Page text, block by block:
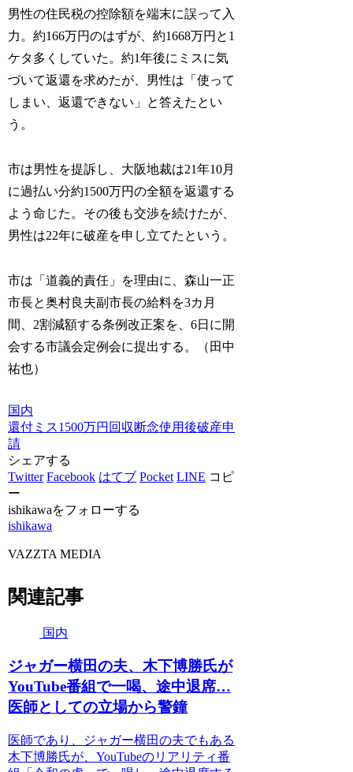
男性の住民税の控除額を端末に誤って入
力。約166万円のはずが、約1668万円と1
ケタ多くしていた。約1年後にミスに気
づいて返還を求めたが、男性は「使って
しまい、返還できない」と答えたとい
う。
市は男性を提訴し、大阪地裁は21年10月
に過払い分約1500万円の全額を返還する
よう命じた。その後も交渉を続けたが、
男性は22年に破産を申し立てたという。
市は「道義的責任」を理由に、森山一正
市長と奥村良夫副市長の給料を3カ月
間、2割減額する条例改正案を、6日に開
会する市議会定例会に提出する。（田中
祐也）
国内
還付ミス1500万円 回収断念使用後破産申
請
シェアする
Twitter Facebook はてブ Pocket LINE コピ
ー
ishikawaをフォローする
ishikawa
VAZZTA MEDIA
関連記事
国内
ジャガー横田の夫、木下博勝氏が
YouTube番組で一喝、途中退席…
医師としての立場から警鐘
医師であり、ジャガー横田の夫でもある
木下博勝氏が、YouTubeのリアリティ番